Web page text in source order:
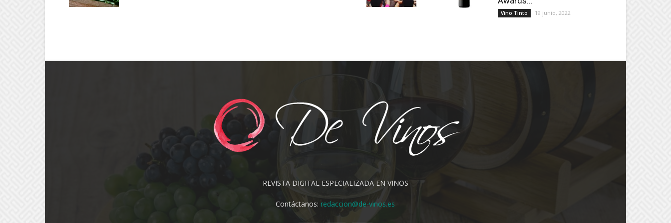
Vino Tinto 19 junio, 2022
REVISTA DIGITAL ESPECIALIZADA EN VINOS
Contáctanos: redaccion@de-vinos.es